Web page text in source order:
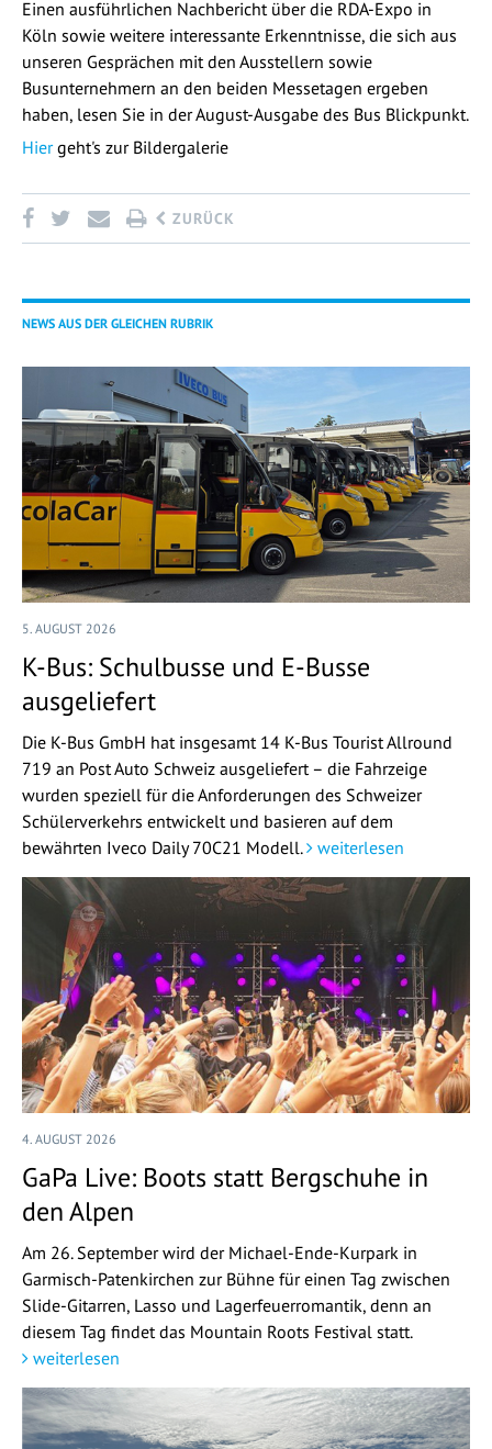
Einen ausführlichen Nachbericht über die RDA-Expo in
Köln sowie weitere interessante Erkenntnisse, die sich aus
unseren Gesprächen mit den Ausstellern sowie
Busunternehmern an den beiden Messetagen ergeben
haben, lesen Sie in der August-Ausgabe des Bus Blickpunkt.
Hiergeht's zur Bildergalerie
ZURÜCK
NEWS AUS DER GLEICHEN RUBRIK
5. AUGUST 2026
K-Bus: Schulbusse und E-Busse
ausgeliefert
Die K-Bus GmbH hat insgesamt 14 K-Bus Tourist Allround
719 an Post Auto Schweiz ausgeliefert – die Fahrzeige
wurden speziell für die Anforderungen des Schweizer
Schülerverkehrs entwickelt und basieren auf dem
bewährten Iveco Daily 70C21 Modell.
weiterlesen
4. AUGUST 2026
GaPa Live: Boots statt Bergschuhe in
den Alpen
Am 26. September wird der Michael-Ende-Kurpark in
Garmisch-Patenkirchen zur Bühne für einen Tag zwischen
Slide-Gitarren, Lasso und Lagerfeuerromantik, denn an
diesem Tag findet das Mountain Roots Festival statt.
weiterlesen